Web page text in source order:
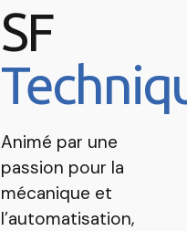
SF
Animé par une
passion pour la
mécanique et
l’automatisation,